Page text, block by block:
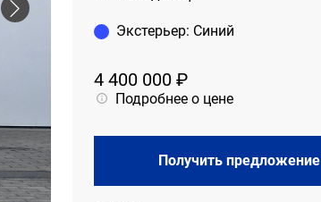
Экстерьер: Синий
4 400 000 ₽
Подробнее о цене
Получить предложение